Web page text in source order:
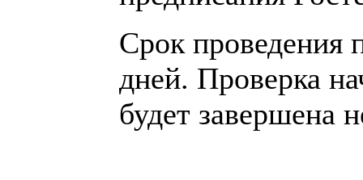
Срок проведения
дней. Проверка
будет завершена